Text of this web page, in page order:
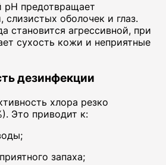
pH предотвращает
оболочек и глаз.
становится агрессивной, при
сухость кожи и неприятные
дезинфекции
хлора резко
Это приводит к:
запаха;